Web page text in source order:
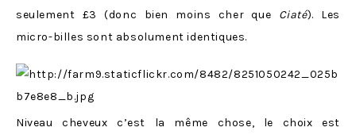
seulement £3 (donc bien moins cher que Ciaté). Les
micro-billes sont absolument identiques.
Niveau cheveux c’est la même chose, le choix est